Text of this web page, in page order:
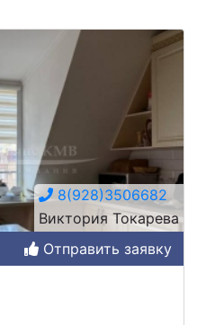
8(928)3506682
Виктория Токарева
Отправить заявку